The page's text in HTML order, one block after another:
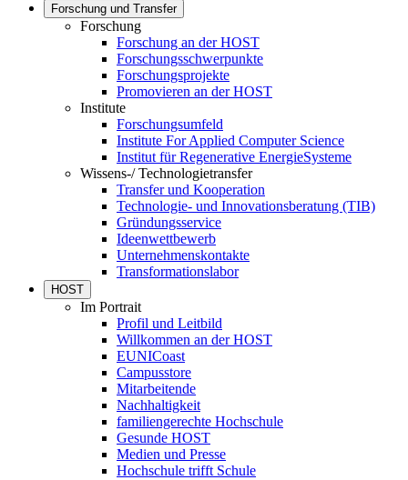
Forschung und Transfer
Forschung
Forschung an der HOST
Forschungsschwerpunkte
Forschungsprojekte
Promovieren an der HOST
Institute
Forschungsumfeld
Institute For Applied Computer Science
Institut für Regenerative EnergieSysteme
Wissens-/ Technologietransfer
Transfer und Kooperation
Technologie- und Innovationsberatung (TIB)
Gründungsservice
Ideenwettbewerb
Unternehmenskontakte
Transformationslabor
HOST
Im Portrait
Profil und Leitbild
Willkommen an der HOST
EUNICoast
Campusstore
Mitarbeitende
Nachhaltigkeit
familiengerechte Hochschule
Gesunde HOST
Medien und Presse
Hochschule trifft Schule